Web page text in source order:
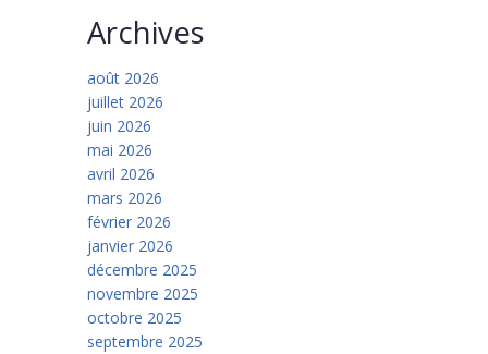
Archives
août 2026
juillet 2026
juin 2026
mai 2026
avril 2026
mars 2026
février 2026
janvier 2026
décembre 2025
novembre 2025
octobre 2025
septembre 2025